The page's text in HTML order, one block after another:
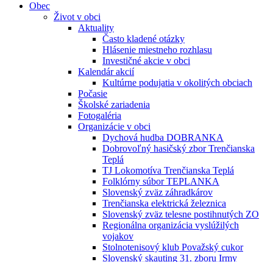
Obec
Život v obci
Aktuality
Často kladené otázky
Hlásenie miestneho rozhlasu
Investičné akcie v obci
Kalendár akcií
Kultúrne podujatia v okolitých obciach
Počasie
Školské zariadenia
Fotogaléria
Organizácie v obci
Dychová hudba DOBRANKA
Dobrovoľný hasičský zbor Trenčianska
Teplá
TJ Lokomotíva Trenčianska Teplá
Folklórny súbor TEPLANKA
Slovenský zväz záhradkárov
Trenčianska elektrická železnica
Slovenský zväz telesne postihnutých ZO
Regionálna organizácia vyslúžilých
vojakov
Stolnotenisový klub Považský cukor
Slovenský skauting 31. zboru Irmy